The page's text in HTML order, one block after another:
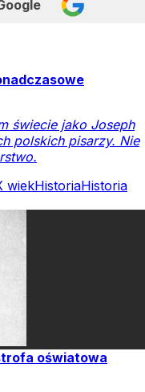
świecie jako Joseph
polskich pisarzy. Nie
wiekHistoriaHistoria
oświatowa